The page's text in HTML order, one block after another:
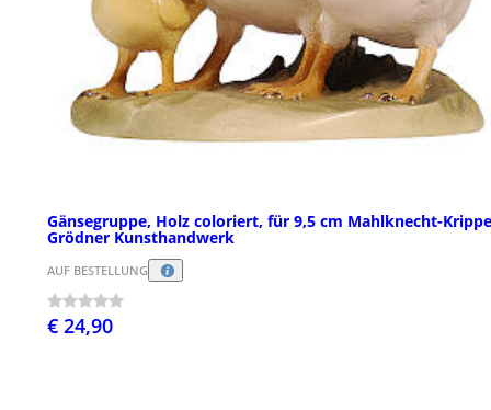
Gänsegruppe, Holz coloriert, für 9,5 cm Mahlknecht-
Grödner Kunsthandwerk
AUF BESTELLUNG
€ 24,90